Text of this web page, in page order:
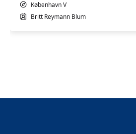
København V
Britt Reymann Blum